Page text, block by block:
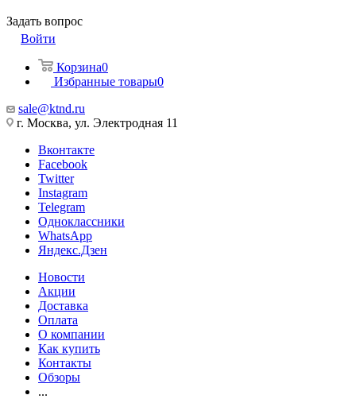
Задать вопрос
Войти
Корзина0
Избранные товары0
sale@ktnd.ru
г. Москва, ул. Электродная 11
Вконтакте
Facebook
Twitter
Instagram
Telegram
Одноклассники
WhatsApp
Яндекс.Дзен
Новости
Акции
Доставка
Оплата
О компании
Как купить
Контакты
Обзоры
...